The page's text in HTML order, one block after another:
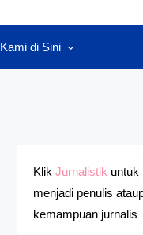
Kami di Sini
KlikJurnalistik untuk
menjadi penulis
kemampuan jurnalis